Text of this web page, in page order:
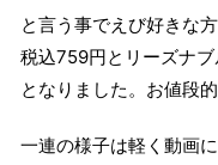
と言う事でえび好きな
税込759円とリーズナ
となりました。お値段
一連の様子は軽く動画